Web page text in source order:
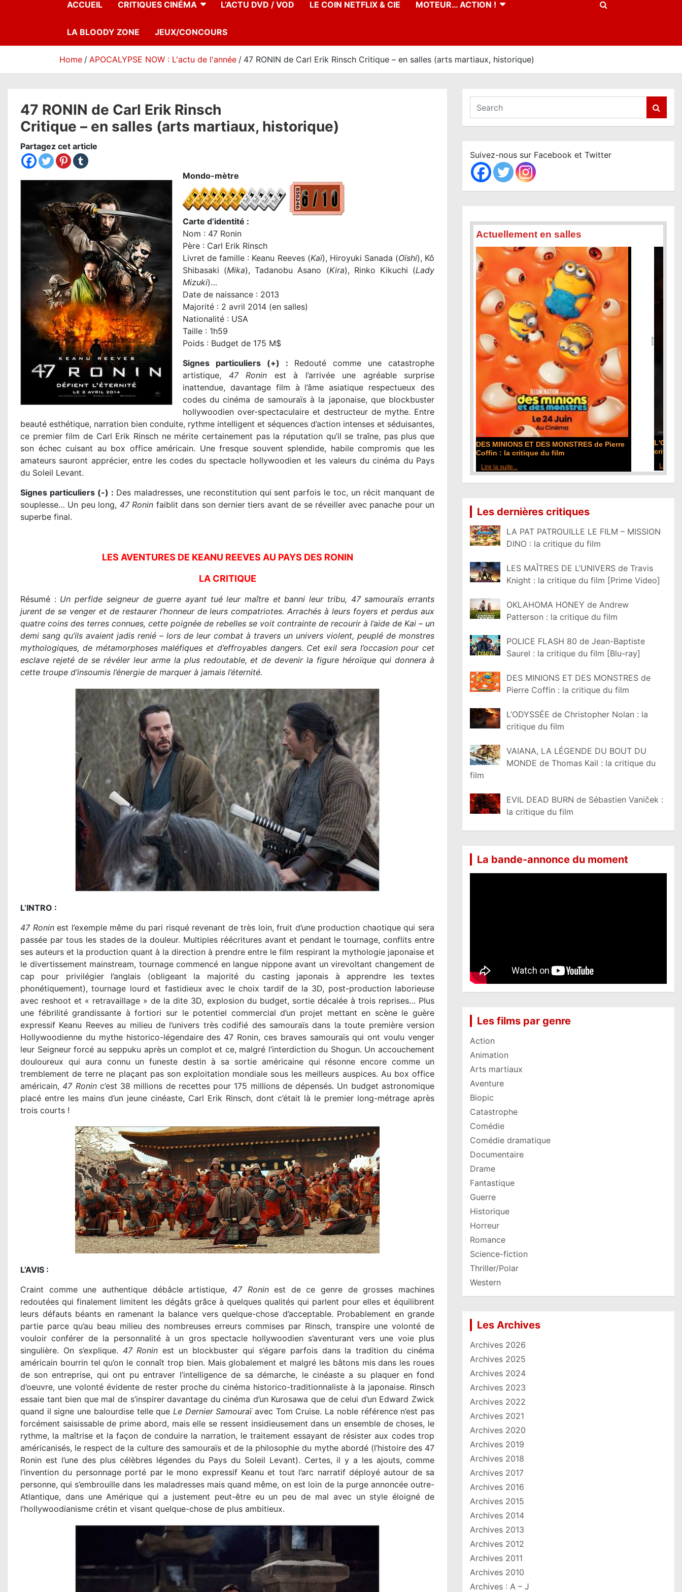
ACCUEIL CRITIQUES CINÉMA L’ACTU DVD / VOD LE COIN NETFLIX & CIE MOTEUR… ACTION !
LA BLOODY ZONE JEUX/CONCOURS
Home APOCALYPSE NOW : L'actu de l'année 47 RONIN de Carl Erik Rinsch Critique – en salles (arts martiaux, historique)
47 RONIN de Carl Erik Rinsch
Critique – en salles (arts martiaux, historique)
Partagez cet article
Mondo-mètre
Carte d’identité :
Nom : 47 Ronin
Père : Carl Erik Rinsch
Livret de famille : Keanu Reeves (Kaï), Hiroyuki Sanada (Oïshi), Kô
Shibasaki (Mika), Tadanobu Asano (Kira), Rinko Kikuchi (Lady
Mizuki)…
Date de naissance : 2013
Majorité : 2 avril 2014 (en salles)
Nationalité : USA
Taille : 1h59
Poids : Budget de 175 M$
Signes particuliers (+) : Redouté comme une catastrophe
artistique, 47 Ronin est à l’arrivée une agréable surprise
inattendue, davantage film à l’âme asiatique respectueux des
codes du cinéma de samouraïs à la japonaise, que blockbuster
hollywoodien over-spectaculaire et destructeur de mythe. Entre
beauté esthétique, narration bien conduite, rythme intelligent et séquences d’action intenses et séduisantes,
ce premier film de Carl Erik Rinsch ne mérite certainement pas la réputation qu’il se traîne, pas plus que
son échec cuisant au box office américain. Une fresque souvent splendide, habile compromis que les
amateurs sauront apprécier,entre les codes du spectacle hollywoodien et les valeurs du cinéma du Pays
du Soleil Levant.
Signes particuliers (-) : Des maladresses, une reconstitution qui sent parfois le toc, un récit manquant de
souplesse… Un peu long, 47 Ronin faiblit dans son dernier tiers avant de se réveiller avec panache pour un
superbe final.
LES AVENTURES DE KEANU REEVES AU PAYS DES RONIN
LA CRITIQUE
Résumé : Un perfide seigneur de guerre ayant tué leur maître et banni leur tribu, 47 samouraïs errants
jurent de se venger et de restaurer l’honneur de leurs compatriotes. Arrachés à leurs foyers et perdus aux
quatre coins des terres connues, cette poignée de rebelles se voit contrainte de recourir à l’aide de Kai – un
demi sang qu’ils avaient jadis renié – lors de leur combat à travers un univers violent, peuplé de monstres
mythologiques, de métamorphoses maléfiques et d’effroyables dangers. Cet exil sera l’occasion pour cet
esclave rejeté de se révéler leur arme la plus redoutable, et de devenir la figure héroïque qui donnera à
cette troupe d’insoumis l’énergie de marquer à jamais l’éternité.
L’INTRO :
47 Roninest l’exemple même du pari risqué revenant de très loin, fruit d’une production chaotique qui sera
passée par tous les stades de la douleur. Multiples réécritures avant et pendant le tournage, conflits entre
ses auteurs et la production quant à la direction à prendre entre le film respirant la mythologie japonaise et
le divertissement mainstream, tournage commencé en langue nippone avant un virevoltant changement de
cap pour privilégier l’anglais (obligeant la majorité du casting japonais à apprendre les textes
phonétiquement), tournage lourd et fastidieux avec le choix tardif de la 3D, post-production laborieuse
avec reshoot et « retravaillage » de la dite 3D, explosion du budget, sortie décalée à trois reprises… Plus
une fébrilité grandissante à fortiori sur le potentiel commercial d’un projet mettant en scène le guère
expressif Keanu Reeves au milieu de l’univers très codifié des samouraïs dans la toute première version
Hollywoodienne du mythe historico-légendaire des 47 Ronin, ces braves samouraïs qui ont voulu venger
leur Seigneur forcé au seppuku après un complot et ce, malgré l’interdiction du Shogun. Un accouchement
douloureux qui aura connu un funeste destin à sa sortie américaine qui résonne encore comme un
tremblement de terre ne plaçant pas son exploitation mondiale sous les meilleurs auspices. Au box office
américain,47 Roninc’est 38 millions de recettes pour 175 millions de dépensés. Un budget astronomique
placé entre les mains d’un jeune cinéaste, Carl Erik Rinsch, dont c’était là le premier long-métrage après
trois courts !
L’AVIS :
Craint comme une authentique débâcle artistique, 47 Roninest de ce genre de grosses machines
redoutées qui finalement limitent les dégâts grâce à quelques qualités qui parlent pour elles et équilibrent
leurs défauts béants en ramenant la balance vers quelque-chose d’acceptable. Probablement en grande
partie parce qu’au beau milieu des nombreuses erreurs commises par Rinsch, transpire une volonté de
vouloir conférer de la personnalité à un gros spectacle hollywoodien s’aventurant vers une voie plus
singulière. On s’explique. 47 Ronin est un blockbuster qui s’égare parfois dans la tradition du cinéma
américain bourrin tel qu’on le connaît trop bien. Mais globalement et malgré les bâtons mis dans les roues
de son entreprise, qui ont pu entraver l’intelligence de sa démarche, le cinéaste a su plaquer en fond
d’oeuvre, une volonté évidente de rester proche du cinéma historico-traditionnaliste à la japonaise. Rinsch
essaie tant bien que mal de s’inspirer davantage du cinéma d’un Kurosawa que de celui d’un Edward Zwick
quand il signe une balourdise telle que Le Dernier Samouraïavec Tom Cruise. La noble référence n’est pas
forcément saisissable de prime abord, mais elle se ressent insidieusement dans un ensemble de choses, le
rythme, la maîtrise et la façon de conduire la narration, le traitement essayant de résister aux codes trop
américanisés, le respect de la culture des samouraïs et de la philosophie du mythe abordé (l’histoire des 47
Ronin est l’une des plus célèbres légendes du Pays du Soleil Levant). Certes, il y a les ajouts, comme
l’invention du personnage porté par le mono expressif Keanu et tout l’arc narratif déployé autour de sa
personne, qui s’embrouille dans les maladresses mais quand même, on est loin de la purge annoncée outre-
Atlantique, dans une Amérique qui a justement peut-être eu un peu de mal avec un style éloigné de
l’hollywoodianisme crétin et visant quelque-chose de plus ambitieux.
a
c
h
Suivez-nous sur Facebook et Twitter
Actuellement en salles
L'ODYSSÉE de Christopher Nolan : la
critique du film
Lire la suite...
Les dernières critiques
LA PAT PATROUILLE LE FILM – MISSION
DINO : la critique du film
LES MAÎTRES DE L’UNIVERS de Travis
Knight : la critique du film [Prime Video]
OKLAHOMA HONEY de Andrew
Patterson : la critique du film
POLICE FLASH 80 de Jean-Baptiste
Saurel : la critique du film [Blu-ray]
DES MINIONS ET DES MONSTRES de
Pierre Coffin : la critique du film
L’ODYSSÉE de Christopher Nolan : la
critique du film
VAIANA, LA LÉGENDE DU BOUT DU
MONDE de Thomas Kail : la critique du
film
EVIL DEAD BURN de Sébastien Vaniček :
la critique du film
La bande-annonce du moment
Les films par genre
Action
Animation
Arts martiaux
Aventure
Biopic
Catastrophe
Comédie
Comédie dramatique
Documentaire
Drame
Fantastique
Guerre
Historique
Horreur
Romance
Science-fiction
Thriller/Polar
Western
Les Archives
Archives 2026
Archives 2025
Archives 2024
Archives 2023
Archives 2022
Archives 2021
Archives 2020
Archives 2019
Archives 2018
Archives 2017
Archives 2016
Archives 2015
Archives 2014
Archives 2013
Archives 2012
Archives 2011
Archives 2010
Archives : A – J